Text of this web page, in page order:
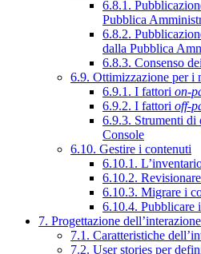
6.8.1.
Pubblica
6.8.2.
dalla Pubblica
6.8.3. Consenso
6.9. Ottimizzazione per i
6.9.1. I fattori on-
6.9.2. I fattori off-
6.9.3. Strumenti di
Console
6.10. Gestire i contenuti
6.10.1.
6.10.2.
6.10.3. Migrare i
6.10.4. Pubblicare
7. Progettazione dell’interazione
7.1. Caratteristiche
7.2. User stories per